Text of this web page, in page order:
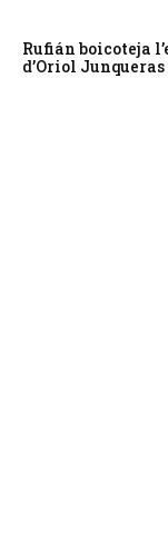
Rufián boicoteja
d’Oriol Junqueras